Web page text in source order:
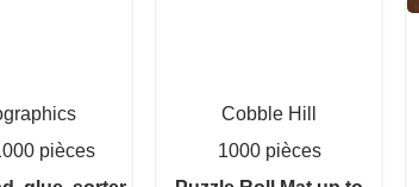
pièces
Cobble Hill
1000 pièces